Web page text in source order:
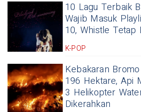
10 Lagu Terbaik
Wajib Masuk
10, Whistle Tetap
K-POP
Kebakaran
196 Hektare, Api
3 Helikopter
Dikerahkan